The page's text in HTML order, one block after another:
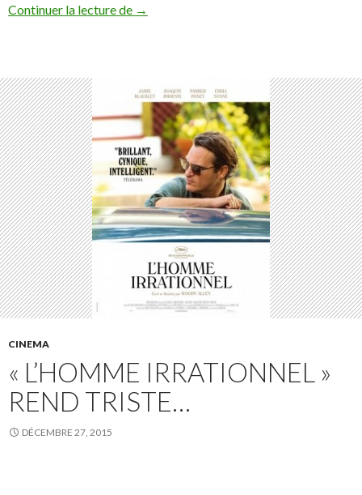
Continuer la lecture de « Demain » : le must du moment…
→
CINEMA
« L’HOMME IRRATIONNEL »
REND TRISTE…
DÉCEMBRE 27, 2015